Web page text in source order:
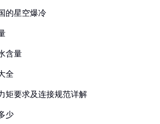
的星空爆冷
含量
全
矩要求及连接规范详解
少